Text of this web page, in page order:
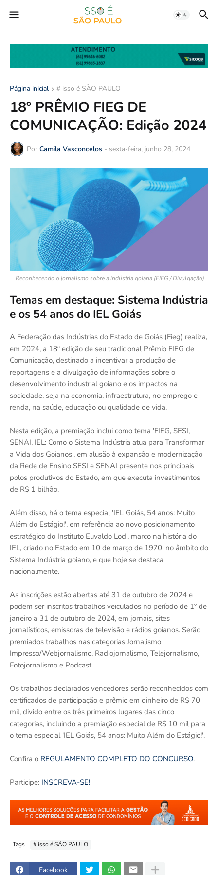
Página inicial # isso é SÃO PAULO
18º PRÊMIO FIEG DE
COMUNICAÇÃO: Edição 2024
Por Camila Vasconcelos - sexta-feira, junho 28, 2024
Reconhecendo o jornalismo sobre a indústria goiana (FIEG / Divulgação)
Temas em destaque: Sistema Indústria
e os 54 anos do IEL Goiás
A Federação das Indústrias do Estado de Goiás (Fieg) realiza,
em 2024, a 18ª edição de seu tradicional Prêmio FIEG de
Comunicação, destinado a incentivar a produção de
reportagens e a divulgação de informações sobre o
desenvolvimento industrial goiano e os impactos na
sociedade, seja na economia, infraestrutura, no emprego e
renda, na saúde, educação ou qualidade de vida.
Nesta edição, a premiação inclui como tema 'FIEG, SESI,
SENAI, IEL: Como o Sistema Indústria atua para Transformar
a Vida dos Goianos', em alusão à expansão e modernização
da Rede de Ensino SESI e SENAI presente nos principais
polos produtivos do Estado, em que executa investimentos
de R$ 1 bilhão.
Além disso, há o tema especial 'IEL Goiás, 54 anos: Muito
Além do Estágio!', em referência ao novo posicionamento
estratégico do Instituto Euvaldo Lodi, marco na história do
IEL, criado no Estado em 10 de março de 1970, no âmbito do
Sistema Indústria goiano, e que hoje se destaca
nacionalmente.
As inscrições estão abertas até 31 de outubro de 2024 e
podem ser inscritos trabalhos veiculados no período de 1º de
janeiro a 31 de outubro de 2024, em jornais, sites
jornalísticos, emissoras de televisão e rádios goianos. Serão
premiados trabalhos nas categorias Jornalismo
Impresso/Webjornalismo, Radiojornalismo, Telejornalismo,
Fotojornalismo e Podcast.
Os trabalhos declarados vencedores serão reconhecidos com
certificados de participação e prêmio em dinheiro de R$ 70
mil, divido entre os três primeiros lugares das cinco
categorias, incluindo a premiação especial de R$ 10 mil para
o tema especial 'IEL Goiás, 54 anos: Muito Além do Estágio!'.
Confira o REGULAMENTO COMPLETO DO CONCURSO.
Participe: INSCREVA-SE!
Tags # isso é SÃO PAULO
Facebook